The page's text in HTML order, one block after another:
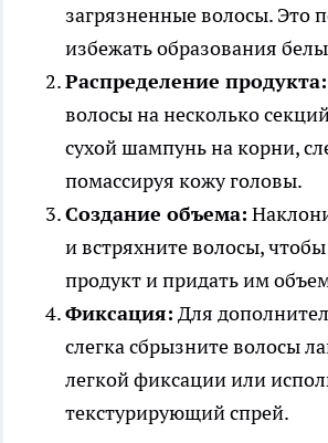
загрязненные волосы. Это
избежать образования
Распределение продукта:
волосы на несколько
сухой шампунь на корни,
помассируя кожу головы.
Создание объема:
и встряхните волосы,
продукт и придать им
Фиксация: Для
слегка сбрызните волосы
легкой фиксации или
текстурирующий спрей.